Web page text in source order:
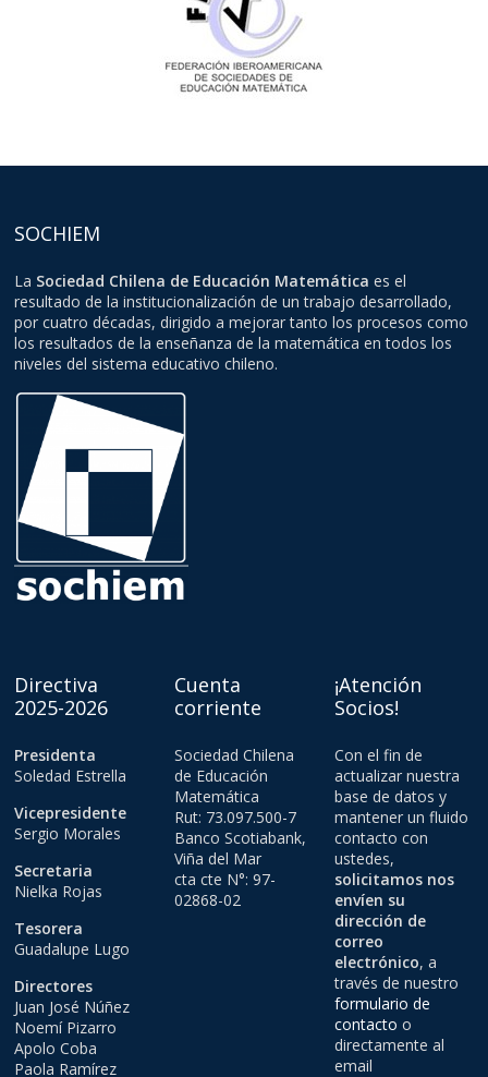
SOCHIEM
La Sociedad Chilena de Educación Matemática es el
resultado de la institucionalización de un trabajo desarrollado,
por cuatro décadas, dirigido a mejorar tanto los procesos como
los resultados de la enseñanza de la matemática en todos los
niveles del sistema educativo chileno.
Directiva
2025-2026
Presidenta
Soledad Estrella
Vicepresidente
Sergio Morales
Secretaria
Nielka Rojas
Tesorera
Guadalupe Lugo
Directores
Juan José Núñez
Noemí Pizarro
Apolo Coba
Paola Ramírez
Cuenta
corriente
Sociedad Chilena
de Educación
Matemática
Rut: 73.097.500-7
Banco Scotiabank,
Viña del Mar
cta cte N°: 97-
02868-02
¡Atención
Socios!
Con el fin de
actualizar nuestra
base de datos y
mantener un fluido
contacto con
ustedes,
solicitamos nos
envíen su
dirección de
correo
electrónico, a
través de nuestro
formulario de
contacto o
directamente al
email